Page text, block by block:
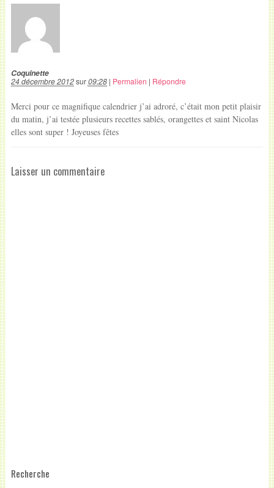
Coquinette
24 décembre 2012sur09:28| Permalien | Répondre
Merci pour ce magnifique calendrier j’ai adroré, c’était mon petit plaisir
du matin, j’ai testée plusieurs recettes sablés, orangettes et saint Nicolas
elles sont super ! Joyeuses fêtes
Laisser un commentaire
Recherche